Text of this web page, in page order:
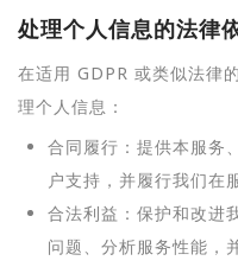
处理个人信息的法律
在适用 GDPR 或类似法律
理个人信息：
合同履行：提供本服务
户支持，并履行我们在
合法利益：保护和改进
问题、分析服务性能，